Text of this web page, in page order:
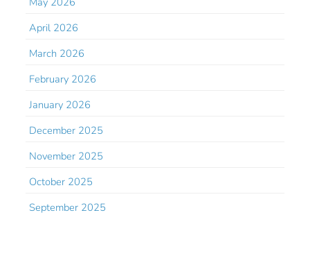
April 2026
March 2026
February 2026
January 2026
December 2025
November 2025
October 2025
September 2025